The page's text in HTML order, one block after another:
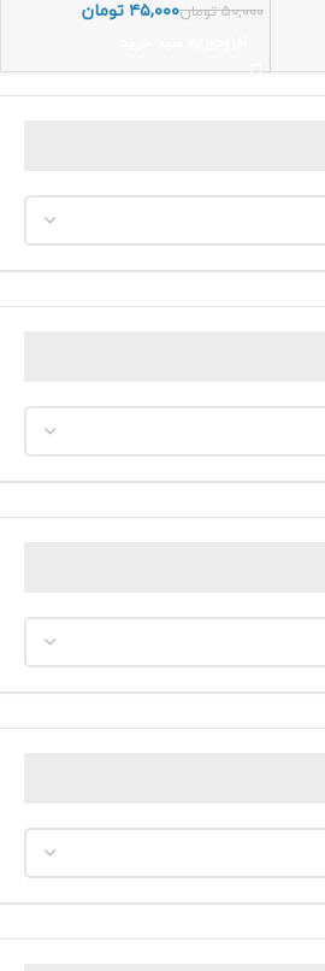
۵۰,۰۰۰تومان۴۵,۰۰۰ تومان